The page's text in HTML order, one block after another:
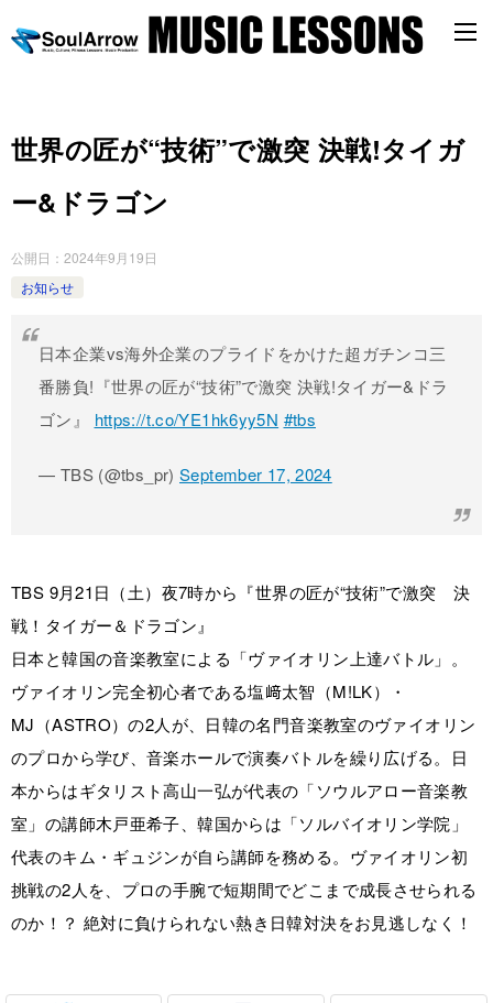
世界の匠が“技術”で激突 決戦!タイガ
ー&ドラゴン
公開日： 2024年9月19日
お知らせ
日本企業vs海外企業のプライドをかけた超ガチンコ三
番勝負!『世界の匠が“技術”で激突 決戦!タイガー&ドラ
ゴン』 https://t.co/YE1hk6yy5N #tbs
— TBS (@tbs_pr) September 17, 2024
TBS 9月21日（土）夜7時から『世界の匠が“技術”で激突 決
戦！タイガー＆ドラゴン』
日本と韓国の音楽教室による「ヴァイオリン上達バトル」。
ヴァイオリン完全初心者である塩﨑太智（M!LK）・
MJ（ASTRO）の2人が、日韓の名門音楽教室のヴァイオリン
のプロから学び、音楽ホールで演奏バトルを繰り広げる。日
本からはギタリスト高山一弘が代表の「ソウルアロー音楽教
室」の講師木戸亜希子、韓国からは「ソルバイオリン学院」
代表のキム・ギュジンが自ら講師を務める。ヴァイオリン初
挑戦の2人を、プロの手腕で短期間でどこまで成長させられる
のか！？ 絶対に負けられない熱き日韓対決をお見逃しなく！